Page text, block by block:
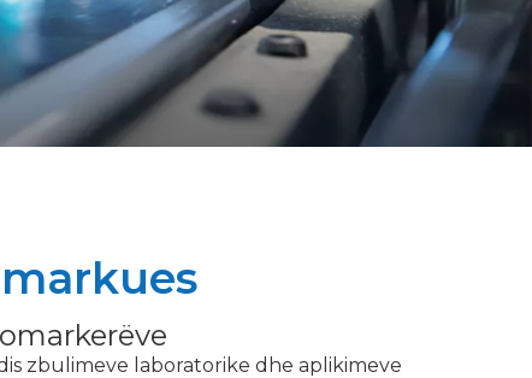
zbulimeve laboratorike dhe aplikimeve